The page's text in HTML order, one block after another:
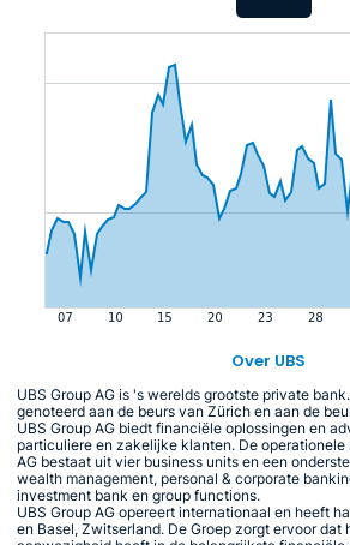
Over UBS
UBS Group AG is 's werelds grootste private
genoteerd aan de beurs van Zürich en aan de
UBS Group AG biedt financiële oplossingen en
particuliere en zakelijke klanten. De operationele
AG bestaat uit vier business units en een
wealth management, personal & corporate
investment bank en group functions.
UBS Group AG opereert internationaal en heeft
en Basel, Zwitserland. De Groep zorgt ervoor dat